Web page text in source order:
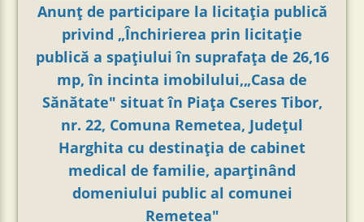
Anunț de participare la licitația publică
privind „Închirierea prin licitație
publică a spațiului în suprafața de 26,16
mp, în incinta imobilului,„Casa de
Sănătate" situat în Piața Cseres Tibor,
nr. 22, Comuna Remetea, Județul
Harghita cu destinația de cabinet
medical de familie, aparținând
domeniului public al comunei
Remetea"